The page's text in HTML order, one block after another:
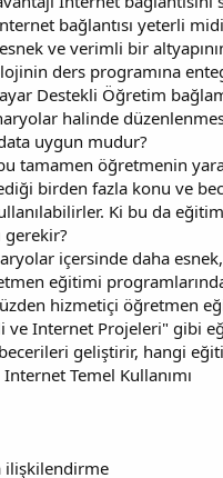
bağlantısı yeterli
esnek ve verimli bir
ders programına
Destekli Öğretim
halinde
uygun mudur?
tamamen öğretmenin
birden fazla konu ve
Ki bu da
gerekir?
içersinde daha
eğitimi
hizmetiçi öğretmen
ve Internet Projeleri" gibi
geliştirir, hangi
Temel Kullanımı
ilişkilendirme